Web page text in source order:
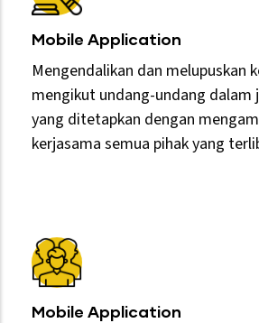
Mobile Application
Mengendalikan dan melupuskan
mengikut undang-undang dalam
yang ditetapkan dengan
kerjasama semua pihak yang
Mobile Application